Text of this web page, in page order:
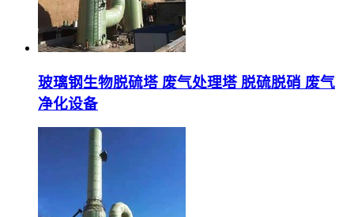
玻璃钢生物脱硫塔 废气处理塔 脱硫脱硝 废气
净化设备